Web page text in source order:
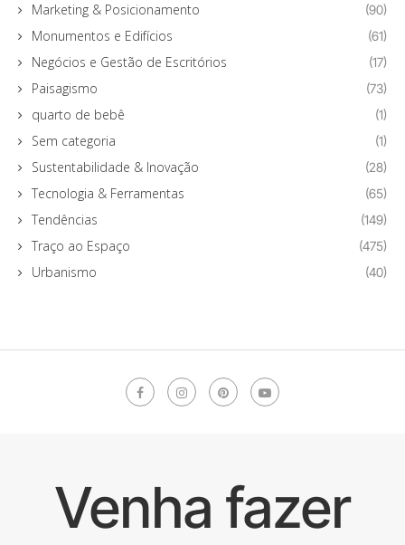
Marketing & Posicionamento (90)
Monumentos e Edifícios (61)
Negócios e Gestão de Escritórios (17)
Paisagismo (73)
quarto de bebê (1)
Sem categoria (1)
Sustentabilidade & Inovação (28)
Tecnologia & Ferramentas (65)
Tendências (149)
Traço ao Espaço (475)
Urbanismo (40)
Venha fazer